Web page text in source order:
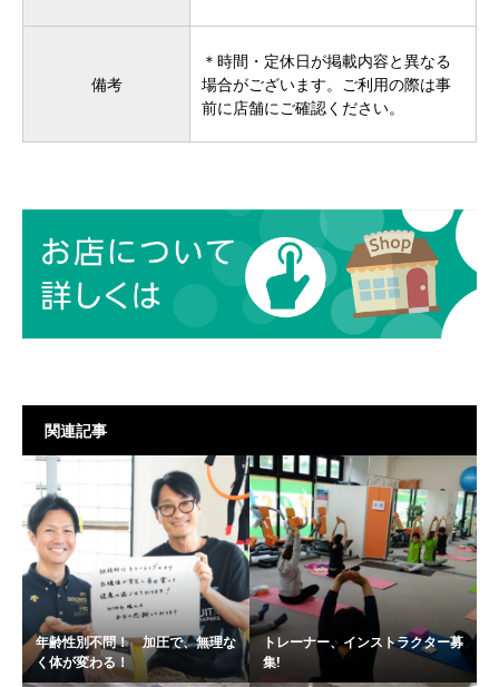
備考
＊時間・定休日が掲載内容と異なる
場合がございます。ご利用の際は事
前に店舗にご確認ください。
関連記事
年齢性別不問！ 加圧で、無理な
く体が変わる！
トレーナー、インストラクター募
集!